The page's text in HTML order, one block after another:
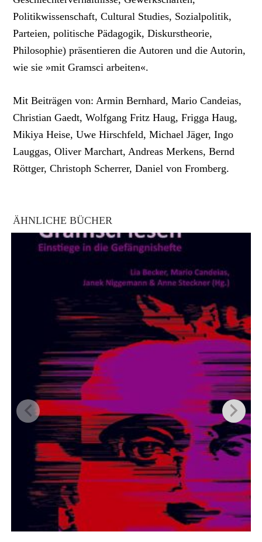
Politikwissenschaft, Cultural Studies, Sozialpolitik,
Parteien, politische Pädagogik, Diskurstheorie,
Philosophie) präsentieren die Autoren und die Autorin,
wie sie »mit Gramsci arbeiten«.
Mit Beiträgen von: Armin Bernhard, Mario Candeias,
Christian Gaedt, Wolfgang Fritz Haug, Frigga Haug,
Mikiya Heise, Uwe Hirschfeld, Michael Jäger, Ingo
Lauggas, Oliver Marchart, Andreas Merkens, Bernd
Röttger, Christoph Scherrer, Daniel von Fromberg.
ÄHNLICHE BÜCHER